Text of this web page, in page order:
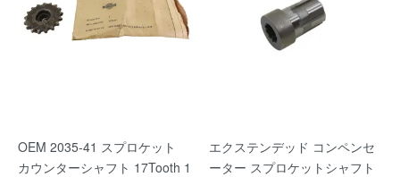
OEM 2035-41 スプロケット
カウンターシャフト 17Tooth 1
エクステンデッド コンペンセ
ーター スプロケットシャフト